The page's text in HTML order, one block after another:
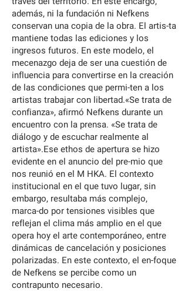
además, ni la fundación ni Nefkens
conservan una copia de la obra. El artis-ta
mantiene todas las ediciones y los
ingresos futuros. En este modelo, el
mecenazgo deja de ser una cuestión de
influencia para convertirse en la creación
de las condiciones que permi-ten a los
artistas trabajar con libertad.«Se trata de
confianza», afirmó Nefkens durante un
encuentro con la prensa. «Se trata de
diálogo y de escuchar realmente al
artista».Ese ethos de apertura se hizo
evidente en el anuncio del pre-mio que
nos reunió en el M HKA. El contexto
institucional en el que tuvo lugar, sin
embargo, resultaba más complejo,
marca-do por tensiones visibles que
reflejan el clima más amplio en el que
opera hoy el arte contemporáneo, entre
dinámicas de cancelación y posiciones
polarizadas. En este contexto, el en-foque
de Nefkens se percibe como un
contrapunto necesario.